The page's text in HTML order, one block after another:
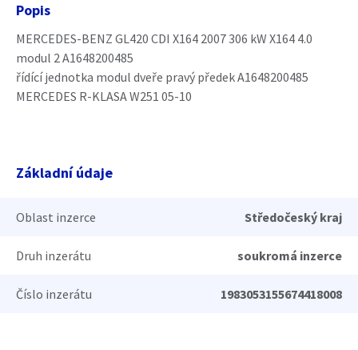
Popis
MERCEDES-BENZ GL420 CDI X164 2007 306 kW X164 4.0
modul 2 A1648200485
řídící jednotka modul dveře pravý předek A1648200485
MERCEDES R-KLASA W251 05-10
Základní údaje
Oblast inzerce Středočeský kraj
Druh inzerátu soukromá inzerce
Číslo inzerátu 1983053155674418008